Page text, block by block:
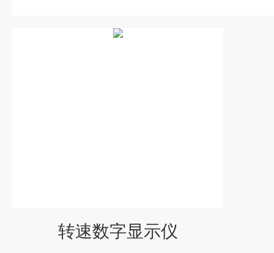
转速数字显示仪